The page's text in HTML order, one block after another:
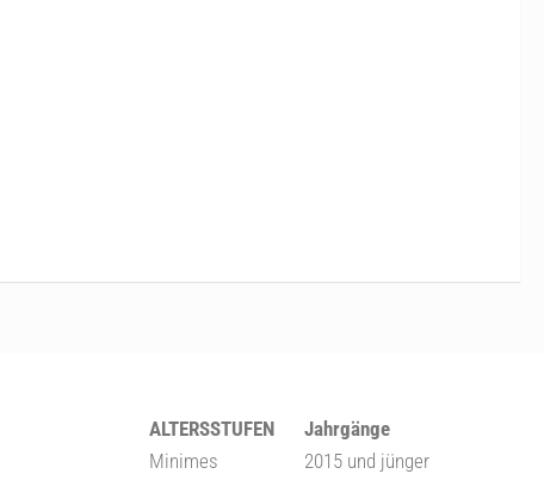
ALTERSSTUFEN
Jahrgänge
Minimes
2015 und jünger